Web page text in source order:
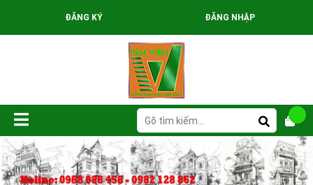
ĐĂNG KÝ ĐĂNG NHẬP